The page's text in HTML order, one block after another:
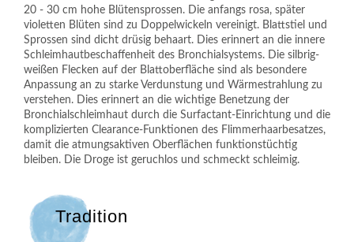
20 - 30 cm hohe Blütensprossen. Die anfangs rosa, später
violetten Blüten sind zu Doppelwickeln vereinigt. Blattstiel und
Sprossen sind dicht drüsig behaart. Dies erinnert an die innere
Schleimhautbeschaffenheit des Bronchialsystems. Die silbrig-
weißen Flecken auf der Blattoberfläche sind als besondere
Anpassung an zu starke Verdunstung und Wärmestrahlung zu
verstehen. Dies erinnert an die wichtige Benetzung der
Bronchialschleimhaut durch die Surfactant-Einrichtung und die
komplizierten Clearance-Funktionen des Flimmerhaarbesatzes,
damit die atmungsaktiven Oberflächen funktionstüchtig
bleiben. Die Droge ist geruchlos und schmeckt schleimig.
Tradition